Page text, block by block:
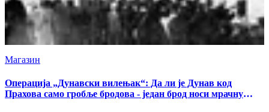
Магазин
Операција „Дунавски вилењак“: Да ли је Дунав код
Прахова само гробље бродова - један брод носи мрачну